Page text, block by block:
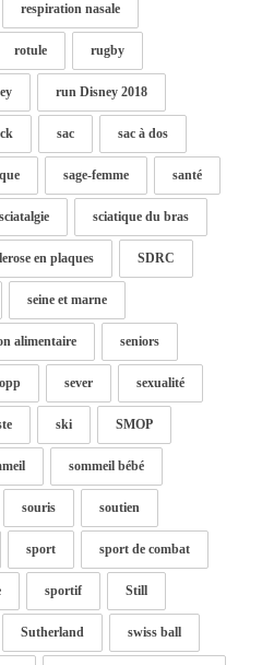
respiration nasale
rotule rugby
run Disney 2018
sac sac à dos
sage-femme santé
sciatalgie sciatique du bras
en plaques SDRC
seine et marne
alimentaire seniors
sever sexualité
ski SMOP
sommeil bébé
souris soutien
sport sport de combat
sportif Still
Sutherland swiss ball